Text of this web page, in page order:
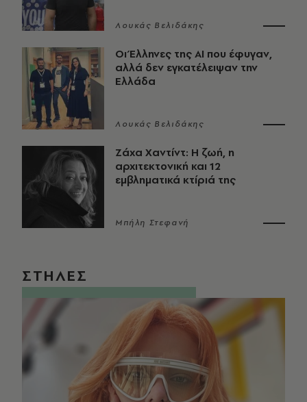
Λουκάς Βελιδάκης
Οι Έλληνες της ΑΙ που έφυγαν,
αλλά δεν εγκατέλειψαν την
Ελλάδα
Λουκάς Βελιδάκης
Ζάχα Χαντίντ: Η ζωή, η
αρχιτεκτονική και 12
εμβληματικά κτίριά της
Μπήλη Στεφανή
ΣΤΗΛΕΣ